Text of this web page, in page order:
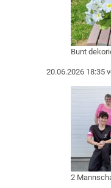
Bunt
20.06.2026 18:35
2